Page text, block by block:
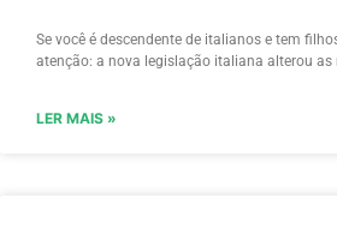
Se você é descendente de italianos e tem
atenção: a nova legislação italiana alterou as
LER MAIS »